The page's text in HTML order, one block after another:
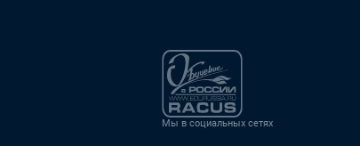
Мы в социальных сетях